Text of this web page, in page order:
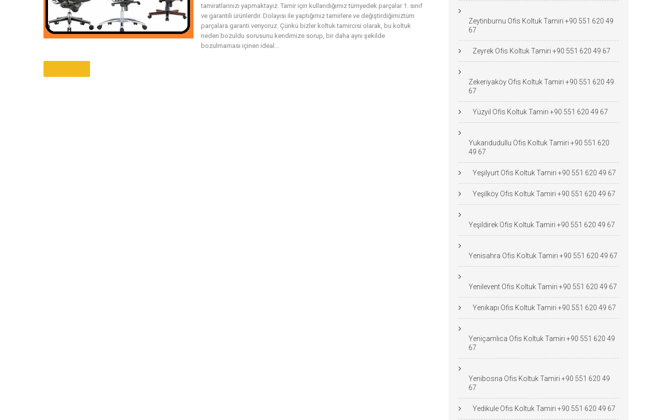
tamiratlarınızı yapmaktayız. Tamir için kullandığımız tümyedek parçalar 1. sınıf
ve garantili ürünlerdir. Dolayısı ile yaptığımız tamirlere ve değiştirdiğimiztüm
parçalara garanti veriyoruz. Çünkü bizler koltuk tamircisi olarak, bu koltuk
neden bozuldu sorusunu kendimize sorup, bir daha aynı şekilde
bozulmaması içinen ideal...
Zeytinburnu Ofis Koltuk Tamiri +90 551 620 49
67
Zeyrek Ofis Koltuk Tamiri +90 551 620 49 67
Zekeriyaköy Ofis Koltuk Tamiri +90 551 620 49
67
Yüzyıl Ofis Koltuk Tamiri +90 551 620 49 67
Yukarıdudullu Ofis Koltuk Tamiri +90 551 620
49 67
Yeşilyurt Ofis Koltuk Tamiri +90 551 620 49 67
Yeşilköy Ofis Koltuk Tamiri +90 551 620 49 67
Yeşildirek Ofis Koltuk Tamiri +90 551 620 49 67
Yenisahra Ofis Koltuk Tamiri +90 551 620 49 67
Yenilevent Ofis Koltuk Tamiri +90 551 620 49 67
Yenikapı Ofis Koltuk Tamiri +90 551 620 49 67
Yeniçamlıca Ofis Koltuk Tamiri +90 551 620 49
67
Yenibosna Ofis Koltuk Tamiri +90 551 620 49
67
Yedikule Ofis Koltuk Tamiri +90 551 620 49 67